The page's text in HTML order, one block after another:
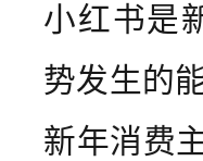
小红书是
势发生的
新年消费